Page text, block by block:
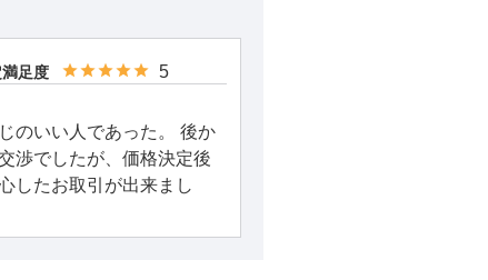
足度 5
のいい人であった。 後か
渉でしたが、価格決定後
したお取引が出来まし